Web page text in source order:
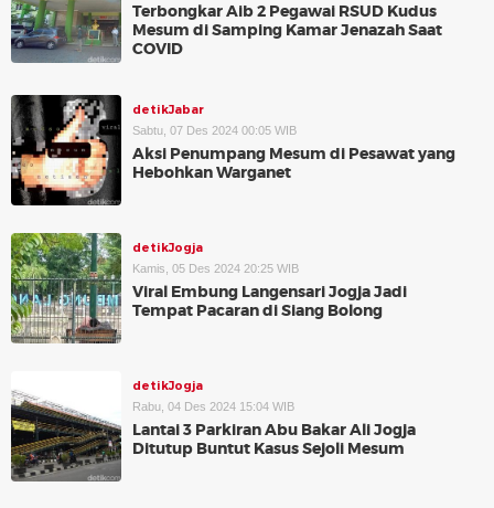
Terbongkar Aib 2 Pegawai RSUD Kudus
Mesum di Samping Kamar Jenazah Saat
COVID
detikJabar
Sabtu, 07 Des 2024 00:05 WIB
Aksi Penumpang Mesum di Pesawat yang
Hebohkan Warganet
detikJogja
Kamis, 05 Des 2024 20:25 WIB
Viral Embung Langensari Jogja Jadi
Tempat Pacaran di Siang Bolong
detikJogja
Rabu, 04 Des 2024 15:04 WIB
Lantai 3 Parkiran Abu Bakar Ali Jogja
Ditutup Buntut Kasus Sejoli Mesum